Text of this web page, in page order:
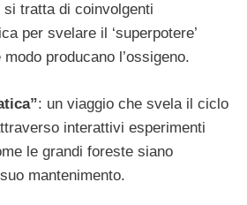
si tratta di coinvolgenti
per svelare il ‘superpotere’
producano l’ossigeno.
: un viaggio che svela il ciclo
interattivi esperimenti
le grandi foreste siano
mantenimento.